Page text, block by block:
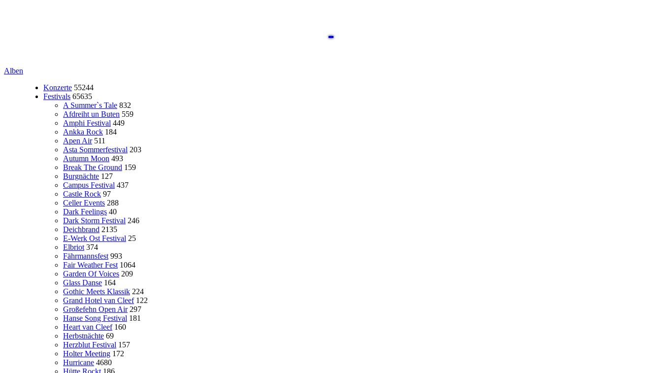
Alben
Konzerte 55244
Festivals 65635
A Summer`s Tale 832
Afdreiht un Buten 559
Amphi Festival 449
Ankka Rock 184
Apen Air 511
Asta Sommerfestival 203
Autumn Moon 493
Break The Ground 159
Burgnächte 127
Campus Festival 437
Castle Rock 97
Celler Events 288
Dark Feelings 40
Dark Storm Festival 246
Deichbrand 2135
E-Werk Ost Festival 25
Elbriot 374
Fährmannsfest 993
Fair Weather Fest 1064
Garden Of Voices 209
Glass Danse 164
Gothic Meets Klassik 224
Grand Hotel van Cleef 122
Großefehn Open Air 297
Hanse Song Festival 181
Heart van Cleef 160
Herbstnächte 69
Herzblut Festival 157
Holter Meeting 172
Hurricane 4680
Hütte Rockt 186